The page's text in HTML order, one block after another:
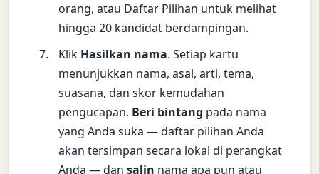
orang, atau Daftar Pilihan untuk melihat
hingga 20 kandidat berdampingan.
Klik Hasilkan nama. Setiap kartu
menunjukkan nama, asal, arti, tema,
suasana, dan skor kemudahan
pengucapan. Beri bintang pada nama
yang Anda suka — daftar pilihan Anda
akan tersimpan secara lokal di perangkat
Anda — dansalin nama apa pun atau